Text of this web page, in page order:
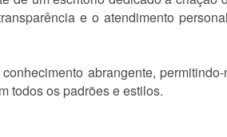
e o atendimento
abrangente,
todos os padrões e estilos.